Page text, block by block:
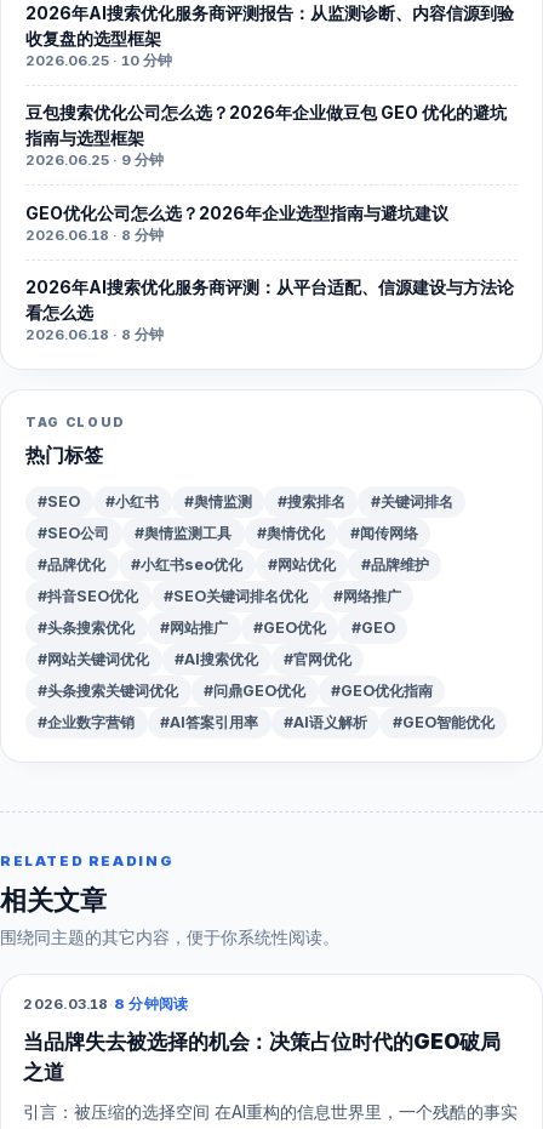
2026年AI搜索优化服务商评测报告：从监测诊断、内容信源到验
收复盘的选型框架
2026.06.25 · 10 分钟
豆包搜索优化公司怎么选？2026年企业做豆包 GEO 优化的避坑
指南与选型框架
2026.06.25 · 9 分钟
GEO优化公司怎么选？2026年企业选型指南与避坑建议
2026.06.18 · 8 分钟
2026年AI搜索优化服务商评测：从平台适配、信源建设与方法论
看怎么选
2026.06.18 · 8 分钟
TAG CLOUD
热门标签
#SEO #小红书 #舆情监测 #搜索排名
#关键词排名
#SEO公司
#舆情监测工具 #舆情优化
#闻传网络
#品牌优化
#小红书seo优化 #网站优化
#品牌维护
#抖音SEO优化
#SEO关键词排名优化
#网络推广
#头条搜索优化
#网站推广 #GEO优化
#GEO
#网站关键词优化
#AI搜索优化
#官网优化
#头条搜索关键词优化
#问鼎GEO优化
#GEO优化指南
#企业数字营销
#AI答案引用率 #AI语义解析 #GEO智能优化
RELATED READING
相关文章
围绕同主题的其它内容，便于你系统性阅读。
GEO
2026.03.18 ·8 分钟阅读
当品牌失去被选择的机会：决策占位时代的GEO破局
之道
引言：被压缩的选择空间 在AI重构的信息世界里，一个残酷的事实